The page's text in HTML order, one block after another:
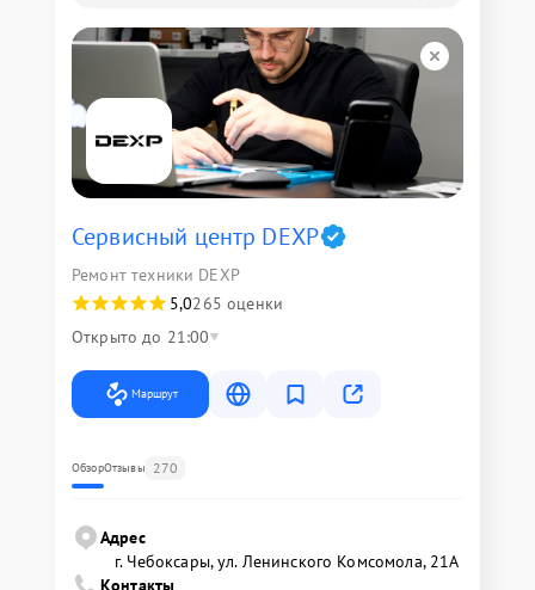
Сервисный центр DEXP
Ремонт техники DEXP
5,0265 оценки
Открыто до 21:00
Маршрут
ОбзорОтзывы 270
Адрес
г. Чебоксары, ул. Ленинского Комсомола, 21А
Контакты